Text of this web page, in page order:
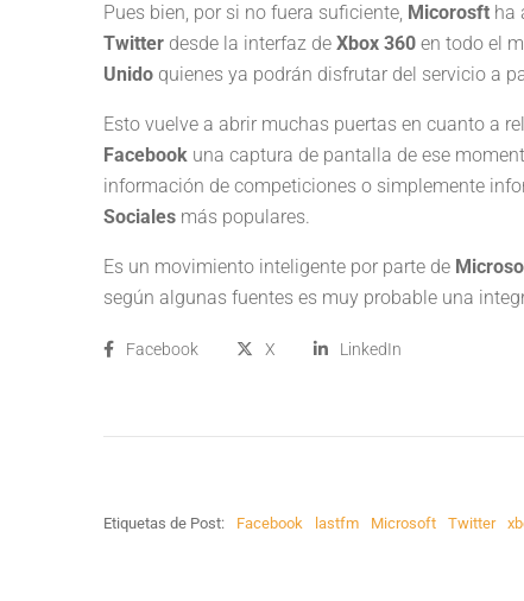
Pues bien, por si no fuera suficiente, Micorosft ha
Twitter desde la interfaz de Xbox 360 en todo el
Unido quienes ya podrán disfrutar del servicio a
Esto vuelve a abrir muchas puertas en cuanto a
Facebook una captura de pantalla de ese
información de competiciones o simplemente
Sociales más populares.
Es un movimiento inteligente por parte de
según algunas fuentes es muy probable una
Facebook X LinkedIn
Etiquetas de Post: Facebook lastfm Microsoft Twitter